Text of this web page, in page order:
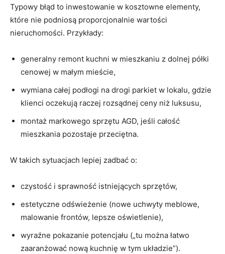
Typowy błąd to inwestowanie w kosztowne elementy,
które nie podniosą proporcjonalnie wartości
nieruchomości. Przykłady:
generalny remont kuchni w mieszkaniu z dolnej półki
cenowej w małym mieście,
wymiana całej podłogi na drogi parkiet w lokalu, gdzie
klienci oczekują raczej rozsądnej ceny niż luksusu,
montaż markowego sprzętu AGD, jeśli całość
mieszkania pozostaje przeciętna.
W takich sytuacjach lepiej zadbać o:
czystość i sprawność istniejących sprzętów,
estetyczne odświeżenie (nowe uchwyty meblowe,
malowanie frontów, lepsze oświetlenie),
wyraźne pokazanie potencjału („tu można łatwo
zaaranżować nową kuchnię w tym układzie”).